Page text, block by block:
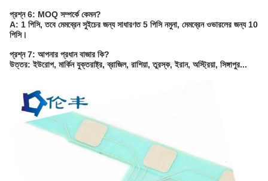
প্রশ্ন 6: MOQ সম্পর্কে কেমন?
A: 1 পিসি, তবে মেমব্রেন সুইচের জন্য সাধারণত 5 পিসি নমুনা, মেমব্রেন ওভারলের জন্য 10
পিসি।
প্রশ্ন 7: আপনার প্রধান বাজার কি?
উত্তর: ইউরোপ, মার্কিন যুক্তরাষ্ট্র, ব্রাজিল, রাশিয়া, তুরস্ক, ইরান, অস্ট্রিয়া, সিঙ্গাপুর...